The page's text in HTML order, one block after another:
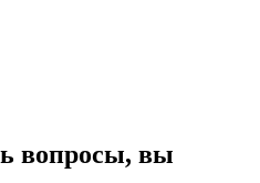
вопросы, вы